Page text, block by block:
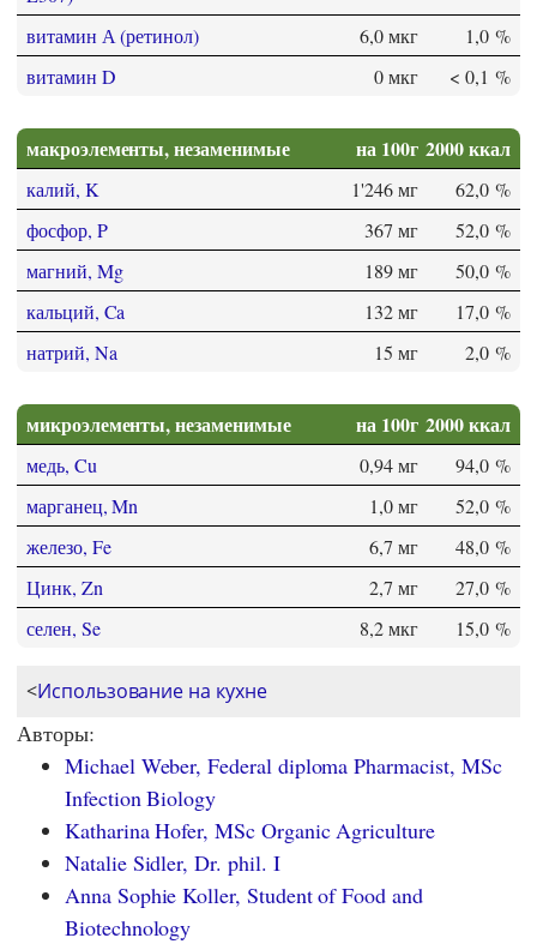
витамин А (ретинол)
6,0 мкг
1,0 %
витамин D
0 мкг < 0,1 %
макроэлементы, незаменимые на 100г 2000 ккал
калий, K 1'246 мг
62,0 %
фосфор, P
367 мг
52,0 %
магний, Mg
189 мг
50,0 %
кальций, Ca
132 мг
17,0 %
натрий, Na
15 мг 2,0 %
микроэлементы, незаменимые на 100г 2000 ккал
медь, Cu 0,94 мг
94,0 %
марганец, Mn
1,0 мг
52,0 %
железо, Fe
6,7 мг
48,0 %
Цинк, Zn
2,7 мг
27,0 %
селен, Se
8,2 мкг 15,0 %
<Использование на кухне
Авторы:
Michael Weber, Federal diploma Pharmacist, MSc
Infection Biology
Katharina Hofer, MSc Organic Agriculture
Natalie Sidler, Dr. phil. I
Anna Sophie Koller, Student of Food and
Biotechnology